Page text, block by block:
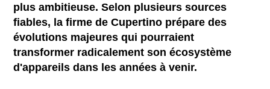
plus ambitieuse. Selon plusieurs sources
fiables, la firme de Cupertino prépare des
évolutions majeures qui pourraient
transformer radicalement son écosystème
d'appareils dans les années à venir.